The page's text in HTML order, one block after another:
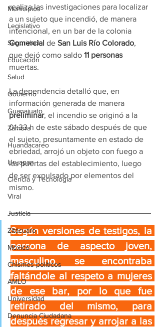
Municipios
Legislativo
Seguridad
Educación
Salud
Gobierno
Guanajuato
Zamora
Huandacareo
Uruapan
Ciencia y Tecnología
Viral
Justicia
Zitácuaro
México
Chismes políticos
AMLO
Universidad
Denuncia Ciudadana
realiza las investigaciones para localizar
a un sujeto que incendió, de manera
intencional, en un bar de la colonia
Comercial de San Luis Río Colorado,
que dejó como saldo 11 personas
muertas.
La dependencia detalló que, en
información generada de manera
preliminar, el incendio se originó a la
01:33 h de este sábado después de que
el sujeto, presuntamente en estado de
ebriedad, arrojó un objeto con fuego a
las puertas del establecimiento, luego
de ser expulsado por elementos del
mismo.
Según versiones de testigos, la
persona de aspecto joven,
masculino, se encontraba
faltándole al respeto a mujeres
de ese bar, por lo que fue
retirado del mismo, para
después regresar y arrojar a las